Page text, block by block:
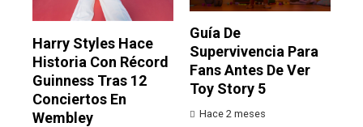
Harry Styles Hace
Historia Con Récord
Guinness Tras 12
Conciertos En
Wembley
Guía De
Supervivencia Para
Fans Antes De Ver
Toy Story 5
Hace 2 meses